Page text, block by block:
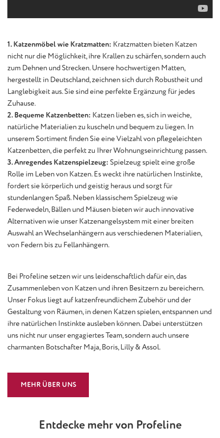
1. Katzenmöbel wie Kratzmatten: Kratzmatten bieten Katzen
nicht nur die Möglichkeit, ihre Krallen zu schärfen, sondern auch
zum Dehnen und Strecken. Unsere hochwertigen Matten,
hergestellt in Deutschland, zeichnen sich durch Robustheit und
Langlebigkeit aus. Sie sind eine perfekte Ergänzung für jedes
Zuhause.
2. Bequeme Katzenbetten: Katzen lieben es, sich in weiche,
natürliche Materialien zu kuscheln und bequem zu liegen. In
unserem Sortiment finden Sie eine Vielzahl von pflegeleichten
Katzenbetten, die perfekt zu Ihrer Wohnungseinrichtung passen.
3. Anregendes Katzenspielzeug: Spielzeug spielt eine große
Rolle im Leben von Katzen. Es weckt ihre natürlichen Instinkte,
fordert sie körperlich und geistig heraus und sorgt für
stundenlangen Spaß. Neben klassischem Spielzeug wie
Federwedeln, Bällen und Mäusen bieten wir auch innovative
Alternativen wie unser Katzenangelsystem mit einer breiten
Auswahl an Wechselanhängern aus verschiedenen Materialien,
von Federn bis zu Fellanhängern.
Bei Profeline setzen wir uns leidenschaftlich dafür ein, das
Zusammenleben von Katzen und ihren Besitzern zu bereichern.
Unser Fokus liegt auf katzenfreundlichem Zubehör und der
Gestaltung von Räumen, in denen Katzen spielen, entspannen und
ihre natürlichen Instinkte ausleben können. Dabei unterstützen
uns nicht nur unser engagiertes Team, sondern auch unsere
charmanten Botschafter Maja, Boris, Lilly & Assol.
MEHR ÜBER UNS
Entdecke mehr von Profeline